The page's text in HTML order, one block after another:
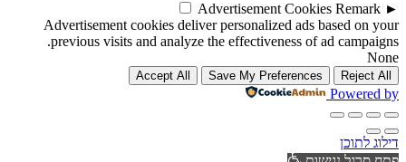
►
Advertisement Cookies Remark
Advertisement cookies deliver personalized ads based on your
previous visits and analyze the effectiveness of ad campaigns.
None
Reject All
Save My Preferences
Accept All
Powered by
דילוג לתוכן